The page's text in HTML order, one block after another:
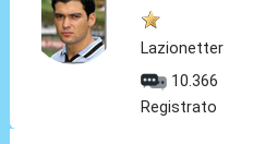
Lazionetter
10.366
Registrato